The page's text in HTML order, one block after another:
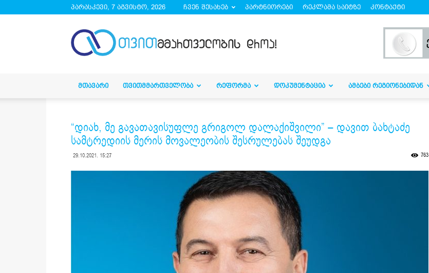
პარასკევი, 7 აგვისტო, 2026 ჩვენ შესახებ პარტნიორები რეკლამა საიტზე კონტაქტი
ᲛᲗᲐᲕᲐᲠᲘ ᲗᲕᲘᲗᲛᲛᲐᲠᲗᲕᲔᲚᲝᲑᲐ ᲠᲔᲤᲝᲠᲛᲐ ᲓᲝᲙᲣᲛᲔᲜᲢᲐᲪᲘᲐ ᲐᲛᲑᲔᲑᲘ ᲠᲔᲒᲘᲝᲜᲔᲑᲘᲓᲐᲜ
“დიახ, მე გავათავისუფლე გრიგოლ დალაქიშვილი” – დავით ბახტაძე
სამტრედიის მერის მოვალეობის შესრულებას შეუდგა
29.10.2021. 15:27 763